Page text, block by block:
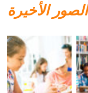
الصور الأخيرة